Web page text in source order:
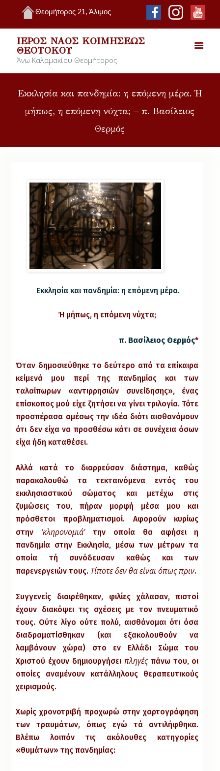
Θεομήτορος 21, Άλιμος
ΙΕΡΌΣ ΝΑΌΣ ΚΟΙΜΉΣΕΩΣ
ΘΕΟΤΌΚΟΥ
Άνω Καλαμακίου Θεομήτορος
Εκκλησία και πανδημία: η επόμενη μέρα. Ή
μήπως, η επόμενη νύχτα; – π. Βασίλειος
Θερμός
Εκκλησία και πανδημία: η επόμενη μέρα.
Ή μήπως, η επόμενη νύχτα;
π. Βασίλειος Θερμός*
Όταν δημοσιεύθηκε το δεύτερο από τα επίκαιρα
κείμενά μου περί της πανδημίας και των
ταλαίπωρων «αντιρρησιών συνείδησης», ένας
επίσκοπος μού είχε ζητήσει να γίνει τριλογία. Τότε
προσπέρασα αμέσως την ιδέα διότι αισθανόμουν
ότι δεν είχα να προσθέσω κάτι σε συνέχεια όσων
είχα ήδη καταθέσει.
Αλλά κατά το διαρρεύσαν διάστημα, καθώς
παρακολουθώ τα τεκταινόμενα εντός του
εκκλησιαστικού σώματος και μετέχω στις
ζυμώσεις του, πήραν μορφή μέσα μου και
πρόσθετοι προβληματισμοί. Αφορούν κυρίως
στην ‘κληρονομιά’την οποία θα αφήσει η
πανδημία στην Εκκλησία, μέσω των μέτρων τα
οποία τή συνόδευσαν καθώς και των
παρενεργειών τους. Τίποτε δεν θα είναι όπως πριν.
Συγγενείς διαιρέθηκαν, φιλίες χάλασαν, πιστοί
έχουν διακόψει τις σχέσεις με τον πνευματικό
τους. Ούτε λίγο ούτε πολύ, αισθάνομαι ότι όσα
διαδραματίσθηκαν (και εξακολουθούν να
λαμβάνουν χώρα) στο εν Ελλάδι Σώμα του
Χριστού έχουν δημιουργήσει πληγέςπάνω του, οι
οποίες αναμένουν κατάλληλους θεραπευτικούς
χειρισμούς.
Χωρίς χρονοτριβή προχωρώ στην χαρτογράφηση
των τραυμάτων, όπως εγώ τά αντιλήφθηκα.
Βλέπω λοιπόν τις ακόλουθες κατηγορίες
«θυμάτων» της πανδημίας: